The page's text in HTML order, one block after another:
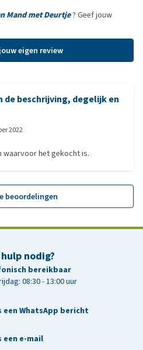
Mand met Deurtje? Geef jouw
eigen review
de beschrijving, degelijk en
2022
waarvoor het gekocht is.
beoordelingen
nodig?
bereikbaar
08:30 - 13:00 uur
een WhatsApp bericht
een e-mail